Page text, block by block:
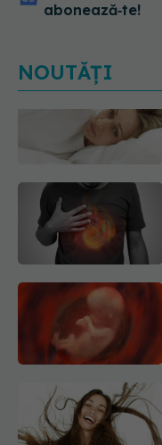
abonează‑te!
NOUTĂȚI